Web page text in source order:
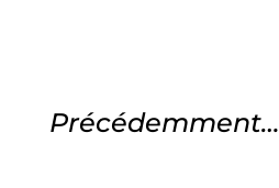
Précédemment…